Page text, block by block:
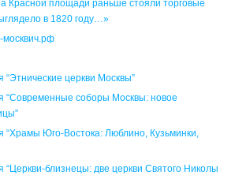
Красной площади раньше стояли торговые
в 1820 году…»
москвич.рф
“Этнические церкви Москвы”
“Современные соборы Москвы: новое
“Храмы Юго-Востока: Люблино, Кузьминки,
“Церкви-близнецы: две церкви Святого Николы